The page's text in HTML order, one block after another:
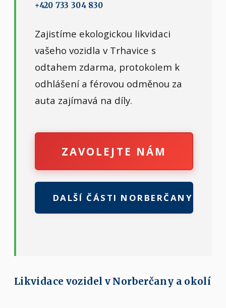
+420 733 304 830
Zajistíme ekologickou likvidaci
vašeho vozidla v Trhavice s
odtahem zdarma, protokolem k
odhlášení a férovou odměnou za
auta zajímavá na díly.
ZAVOLEJTE NÁM
DALŠÍ ČÁSTI NORBERČANY
Likvidace vozidel v Norberčany a okolí